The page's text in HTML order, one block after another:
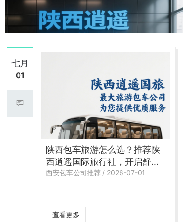
七月
01
陕西包车旅游怎么选？推荐陕
西逍遥国际旅行社，开启舒适
自在的品质之旅
西安包车公司推荐 / 2026-07-01
查看更多